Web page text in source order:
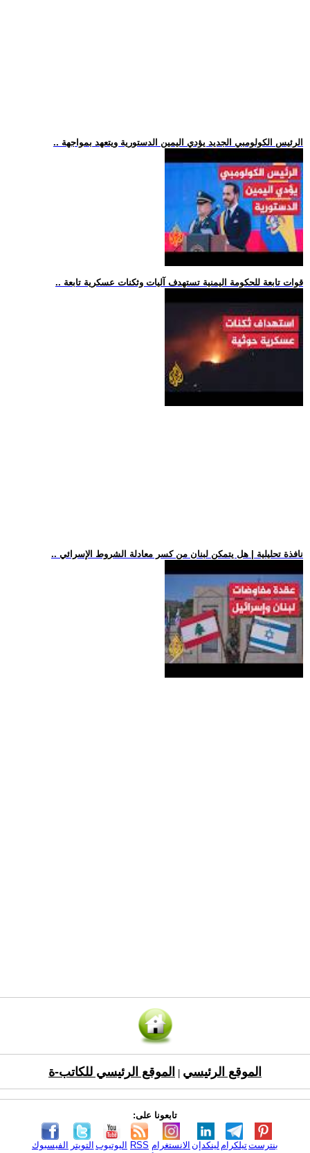
.. الرئيس الكولومبي الجديد يؤدي اليمين الدستورية ويتعهد بمواجهة
.. قوات تابعة للحكومة اليمنية تستهدف آليات وثكنات عسكرية تابعة
.. نافذة تحليلية | هل يتمكن لبنان من كسر معادلة الشروط الإسرائي
الموقع الرئيسي الموقع الرئيسي للكاتب-ة
تابعونا على:
الفيسبوك التويتر اليوتيوب RSS الانستغرام لينكدإن تيلكرامبنترست